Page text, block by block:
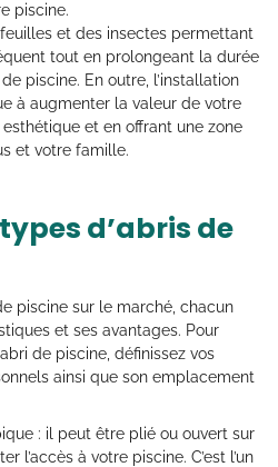
piscine.
et des insectes permettant
tout en prolongeant la durée
piscine. En outre, l’installation
à augmenter la valeur de votre
et en offrant une zone
et votre famille.
d’abris de
piscine sur le marché, chacun
et ses avantages. Pour
de piscine, définissez vos
ainsi que son emplacement
: il peut être plié ou ouvert sur
l’accès à votre piscine. C’est l’un